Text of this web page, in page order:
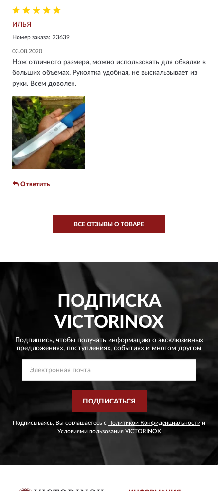
ИЛЬЯ
Номер заказа: 23639
03.08.2020
Нож отличного размера, можно использовать для обвалки в
больших объемах. Рукоятка удобная, не выскальзывает из
руки. Всем доволен.
Ответить
ВСЕ ОТЗЫВЫ О ТОВАРЕ
ПОДПИСКА
VICTORINOX
Подпишись, чтобы получать информацию о эксклюзивных
предложениях, поступлениях, событиях и многом другом
ПОДПИСАТЬСЯ
Подписываясь, Вы соглашаетесь с Политикой Конфиденциальности и
Условиями пользованияVICTORINOX